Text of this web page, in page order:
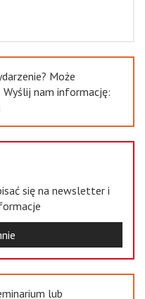
Może
nam informację:
się na newsletter i
lub